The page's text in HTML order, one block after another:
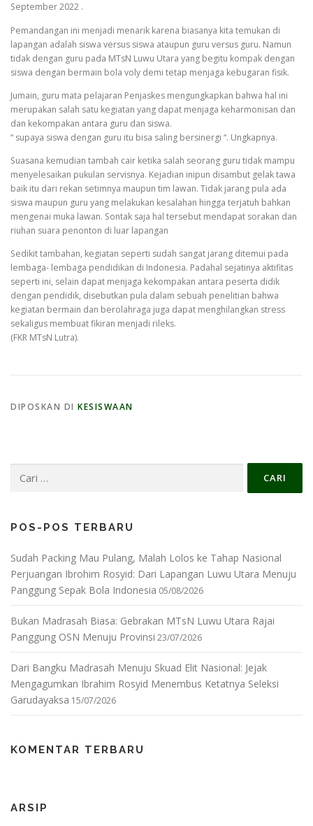
September 2022 .
Pemandangan ini menjadi menarik karena biasanya kita temukan di
lapangan adalah siswa versus siswa ataupun guru versus guru. Namun
tidak dengan guru pada MTsN Luwu Utara yang begitu kompak dengan
siswa dengan bermain bola voly demi tetap menjaga kebugaran fisik.
Jumain, guru mata pelajaran Penjaskes mengungkapkan bahwa hal ini
merupakan salah satu kegiatan yang dapat menjaga keharmonisan dan
dan kekompakan antara guru dan siswa.
“ supaya siswa dengan guru itu bisa saling bersinergi “. Ungkapnya.
Suasana kemudian tambah cair ketika salah seorang guru tidak mampu
menyelesaikan pukulan servisnya. Kejadian inipun disambut gelak tawa
baik itu dari rekan setimnya maupun tim lawan. Tidak jarang pula ada
siswa maupun guru yang melakukan kesalahan hingga terjatuh bahkan
mengenai muka lawan. Sontak saja hal tersebut mendapat sorakan dan
riuhan suara penonton di luar lapangan
Sedikit tambahan, kegiatan seperti sudah sangat jarang ditemui pada
lembaga- lembaga pendidikan di Indonesia. Padahal sejatinya aktifitas
seperti ini, selain dapat menjaga kekompakan antara peserta didik
dengan pendidik, disebutkan pula dalam sebuah penelitian bahwa
kegiatan bermain dan berolahraga juga dapat menghilangkan stress
sekaligus membuat fikiran menjadi rileks.
(FKR MTsN Lutra).
DIPOSKAN DI KESISWAAN
untuk:
POS-POS TERBARU
Sudah Packing Mau Pulang, Malah Lolos ke Tahap Nasional
Perjuangan Ibrohim Rosyid: Dari Lapangan Luwu Utara Menuju
Panggung Sepak Bola Indonesia 05/08/2026
Bukan Madrasah Biasa: Gebrakan MTsN Luwu Utara Rajai
Panggung OSN Menuju Provinsi 23/07/2026
Dari Bangku Madrasah Menuju Skuad Elit Nasional: Jejak
Mengagumkan Ibrahim Rosyid Menembus Ketatnya Seleksi
Garudayaksa 15/07/2026
KOMENTAR TERBARU
ARSIP